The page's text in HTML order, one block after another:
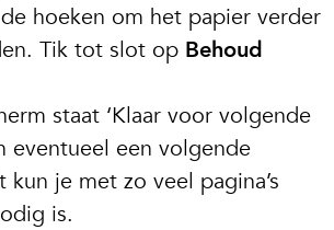
hoeken om het papier verder
Tik tot slot op Behoud
staat ‘Klaar voor volgende
eventueel een volgende
kun je met zo veel pagina’s
is.